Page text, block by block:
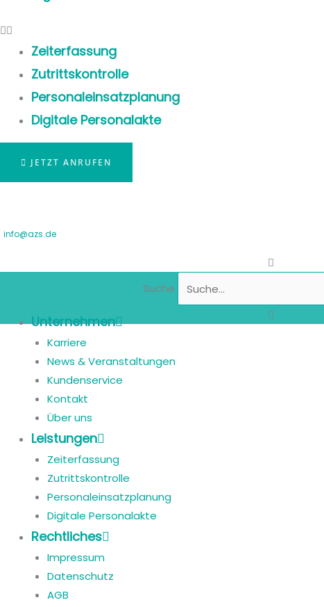
Zeiterfassung
Zutrittskontrolle
Personaleinsatzplanung
Digitale Personalakte
JETZT ANRUFEN
info@azs.de
Suche
Unternehmen
Karriere
News & Veranstaltungen
Kundenservice
Kontakt
Über uns
Leistungen
Zeiterfassung
Zutrittskontrolle
Personaleinsatzplanung
Digitale Personalakte
Rechtliches
Impressum
Datenschutz
AGB